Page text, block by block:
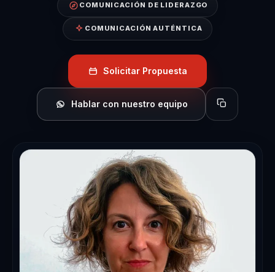
COMUNICACIÓN DE LIDERAZGO
COMUNICACIÓN AUTÉNTICA
Solicitar Propuesta
Hablar con nuestro equipo Copiar perfil